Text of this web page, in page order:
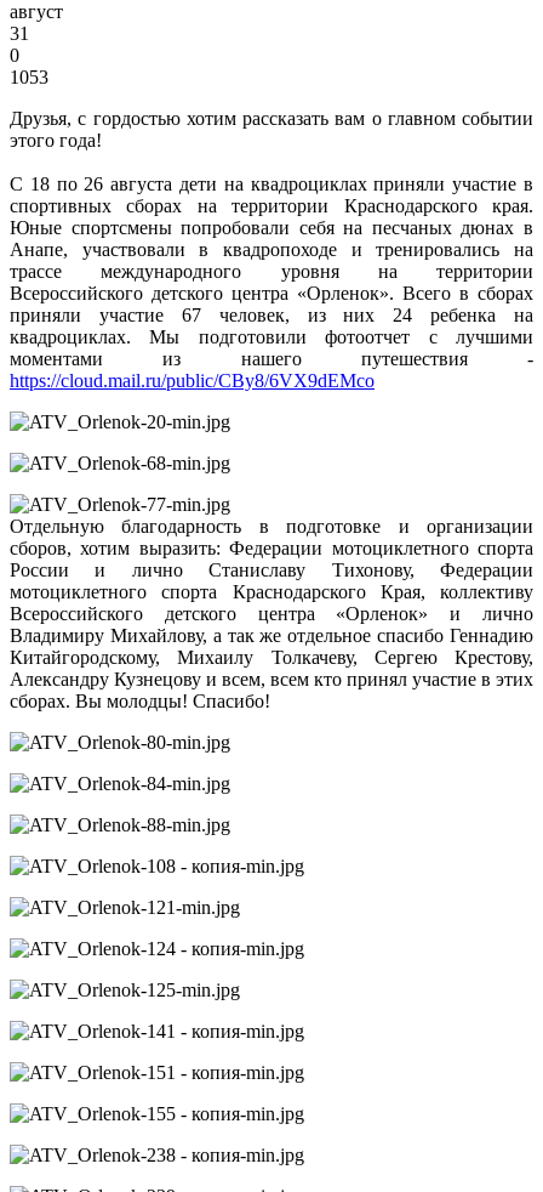
август
31
0
1053
Друзья, с гордостью хотим рассказать вам о главном событии
этого года!
С 18 по 26 августа дети на квадроциклах приняли участие в
спортивных сборах на территории Краснодарского края.
Юные спортсмены попробовали себя на песчаных дюнах в
Анапе, участвовали в квадропоходе и тренировались на
трассе международного уровня на территории
Всероссийского детского центра «Орленок». Всего в сборах
приняли участие 67 человек, из них 24 ребенка на
квадроциклах. Мы подготовили фотоотчет с лучшими
моментами из нашего путешествия -
https://cloud.mail.ru/public/CBy8/6VX9dEMco
Отдельную благодарность в подготовке и организации
сборов, хотим выразить: Федерации мотоциклетного спорта
России и лично Станиславу Тихонову, Федерации
мотоциклетного спорта Краснодарского Края, коллективу
Всероссийского детского центра «Орленок» и лично
Владимиру Михайлову, а так же отдельное спасибо Геннадию
Китайгородскому, Михаилу Толкачеву, Сергею Крестову,
Александру Кузнецову и всем, всем кто принял участие в этих
сборах. Вы молодцы! Спасибо!